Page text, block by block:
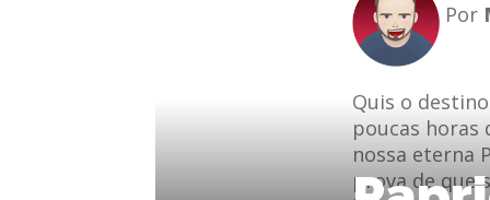
Por
Quis o
poucas horas
nossa eterna
prova de que